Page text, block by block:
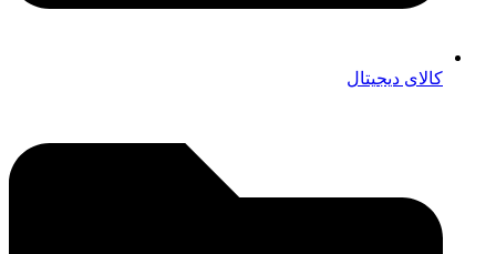
کالای دیجیتال